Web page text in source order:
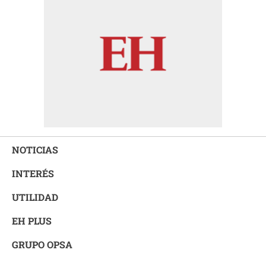
NOTICIAS
INTERÉS
UTILIDAD
EH PLUS
GRUPO OPSA